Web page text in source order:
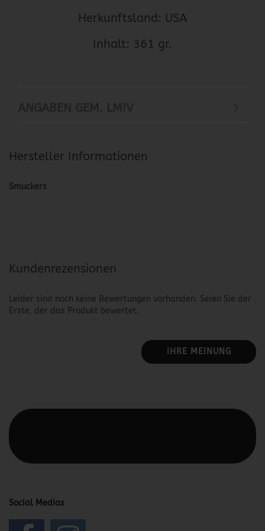
Herkunftsland: USA
Inhalt: 361 gr.
Hersteller Informationen
Smuckers
Kundenrezensionen
Leider sind noch keine Bewertungen vorhanden. Seien Sie der
Erste, der das Produkt bewertet.
IHRE MEINUNG
Social Medias